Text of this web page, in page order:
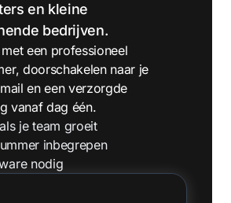
en kleine
bedrijven.
een professioneel
doorschakelen naar je
en een verzorgde
vanaf dag één.
je team groeit
inbegrepen
nodig